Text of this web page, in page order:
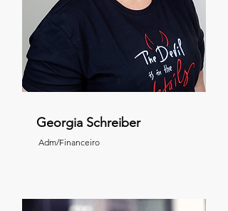
Georgia Schreiber
Adm/Financeiro